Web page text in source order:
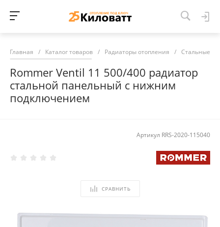
Главная / Каталог товаров / Радиаторы отопления / Стальные
Rommer Ventil 11 500/400 радиатор
стальной панельный с нижним
подключением
Артикул RRS-2020-115040
СРАВНИТЬ